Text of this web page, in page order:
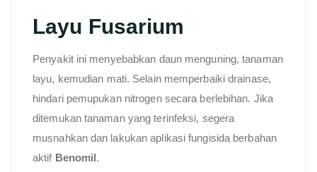
Layu Fusarium
Penyakit ini menyebabkan daun menguning, tanaman
layu, kemudian mati. Selain memperbaiki drainase,
hindari pemupukan nitrogen secara berlebihan. Jika
ditemukan tanaman yang terinfeksi, segera
musnahkan dan lakukan aplikasi fungisida berbahan
aktif Benomil.